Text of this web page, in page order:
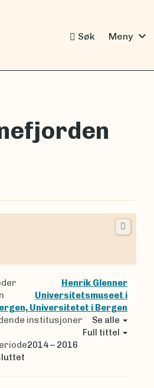
Søk Meny expand_more
Henrik Glenner
Universitetsmuseet i
Universitetet i Bergen
institusjoner
Se alle
Full tittel
2014 – 2016